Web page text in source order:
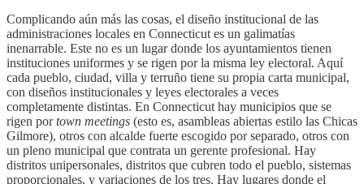
Complicando aún más las cosas, el diseño institucional de las
administraciones locales en Connecticut es un galimatías
inenarrable. Este no es un lugar donde los ayuntamientos tienen
instituciones uniformes y se rigen por la misma ley electoral. Aquí
cada pueblo, ciudad, villa y terruño tiene su propia carta municipal,
con diseños institucionales y leyes electorales a veces
completamente distintas. En Connecticut hay municipios que se
rigen portown meetings (esto es, asambleas abiertas estilo las Chicas
Gilmore), otros con alcalde fuerte escogido por separado, otros con
un pleno municipal que contrata un gerente profesional. Hay
distritos unipersonales, distritos que cubren todo el pueblo, sistemas
proporcionales, y variaciones de los tres. Hay lugares donde el